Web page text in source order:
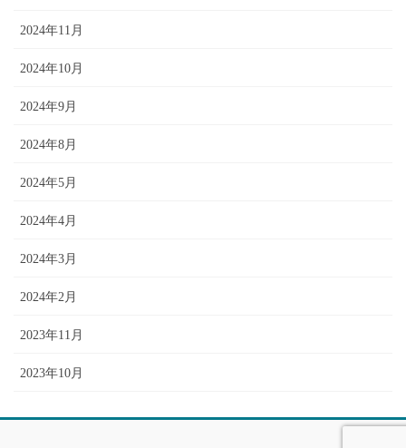
2024年11月
2024年10月
2024年9月
2024年8月
2024年5月
2024年4月
2024年3月
2024年2月
2023年11月
2023年10月